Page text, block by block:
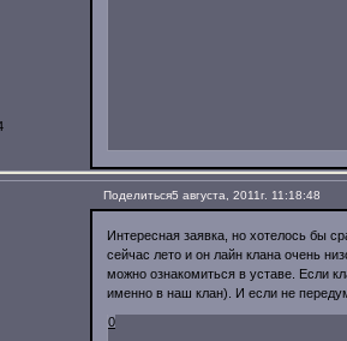
Поделиться5 августа, 2011г. 11:18:48
Интересная заявка, но хотелось бы
сейчас лето и он лайн клана очень
можно ознакомиться в уставе. Если
именно в наш клан). И если не
0